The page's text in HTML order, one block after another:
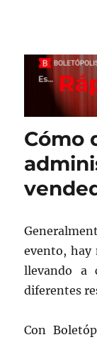
Cómo
evento, hay
llevando a
diferentes
Con